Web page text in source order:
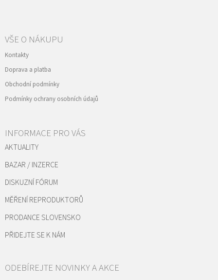
VŠE O NÁKUPU
Kontakty
Doprava a platba
Obchodní podmínky
Podmínky ochrany osobních údajů
INFORMACE PRO VÁS
AKTUALITY
BAZAR / INZERCE
DISKUZNÍ FÓRUM
MĚŘENÍ REPRODUKTORŮ
PRODANCE SLOVENSKO
PŘIDEJTE SE K NÁM